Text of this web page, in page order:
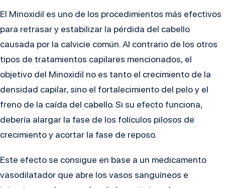
El Minoxidil es uno de los procedimientos más efectivos
para retrasar y estabilizar la pérdida del cabello
causada por la calvicie común. Al contrario de los otros
tipos de tratamientos capilares mencionados, el
objetivo del Minoxidil no es tanto el crecimiento de la
densidad capilar, sino el fortalecimiento del pelo y el
freno de la caída del cabello. Si su efecto funciona,
debería alargar la fase de los folículos pilosos de
crecimiento y acortar la fase de reposo.
Este efecto se consigue en base a un medicamento
vasodilatador que abre los vasos sanguíneos e